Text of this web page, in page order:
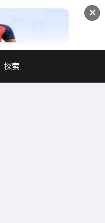
✕
探索